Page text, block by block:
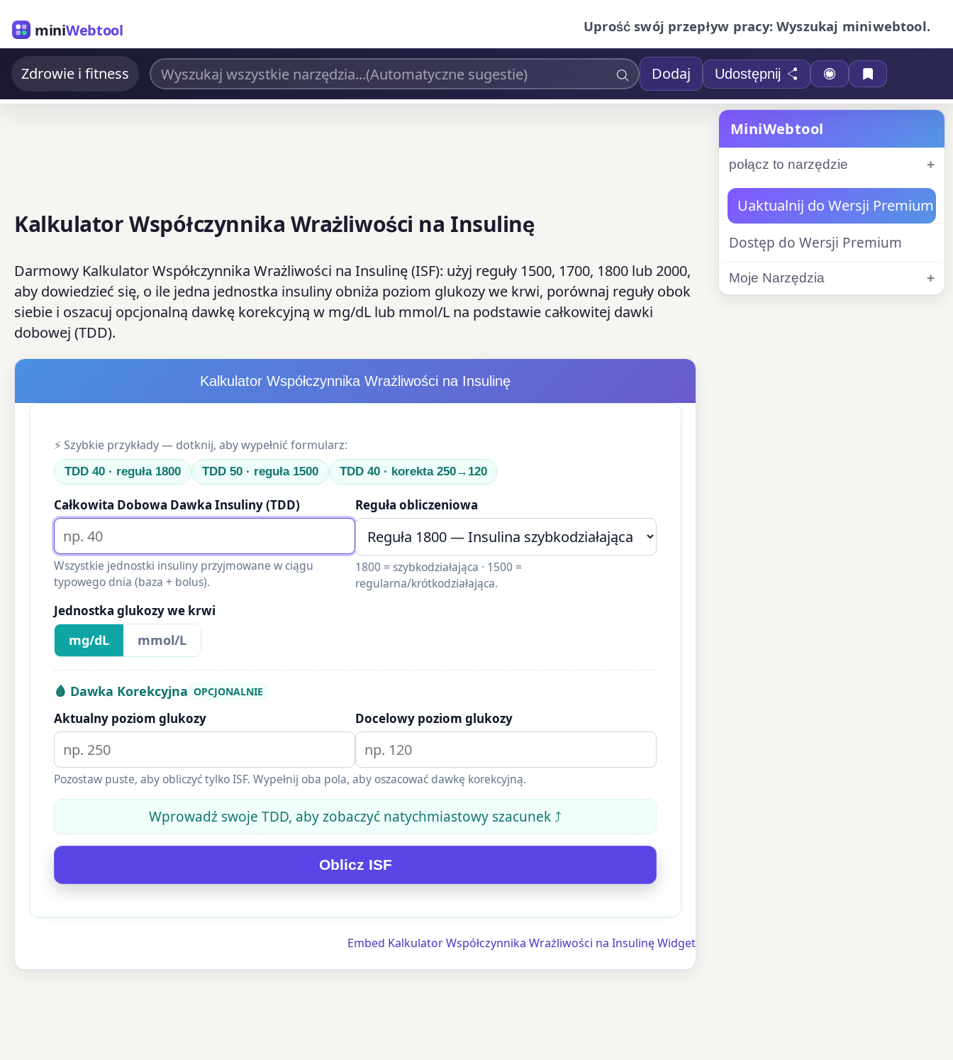
miniWebtool Uprość swój przepływ pracy: Wyszukaj miniwebtool.
Zdrowie i fitness Dodaj Udostępnij
Kalkulator Współczynnika Wrażliwości na Insulinę
Darmowy Kalkulator Współczynnika Wrażliwości na Insulinę (ISF): użyj reguły 1500, 1700, 1800 lub 2000,
aby dowiedzieć się, o ile jedna jednostka insuliny obniża poziom glukozy we krwi, porównaj reguły obok
siebie i oszacuj opcjonalną dawkę korekcyjną w mg/dL lub mmol/L na podstawie całkowitej dawki
dobowej (TDD).
Kalkulator Współczynnika Wrażliwości na Insulinę
⚡ Szybkie przykłady — dotknij, aby wypełnić formularz:
TDD 40 · reguła 1800 TDD 50 · reguła 1500 TDD 40 · korekta 250→120
Całkowita Dobowa Dawka Insuliny (TDD)
Wszystkie jednostki insuliny przyjmowane w ciągu
typowego dnia (baza + bolus).
Reguła obliczeniowa
1800 = szybkodziałająca · 1500 =
regularna/krótkodziałająca.
Jednostka glukozy we krwi
mg/dL mmol/L
🩸 Dawka Korekcyjna OPCJONALNIE
Aktualny poziom glukozy Docelowy poziom glukozy
Pozostaw puste, aby obliczyć tylko ISF. Wypełnij oba pola, aby oszacować dawkę korekcyjną.
Wprowadź swoje TDD, aby zobaczyć natychmiastowy szacunek ⤴
Oblicz ISF
Embed Kalkulator Współczynnika Wrażliwości na Insulinę Widget
MiniWebtool
połącz to narzędzie
Uaktualnij do Wersji Premium
Dostęp do Wersji Premium
Moje Narzędzia